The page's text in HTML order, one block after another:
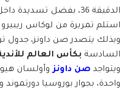
الدقيقة 36، بفضل
استلم تمريرة من لوكاس ريبيرو
وبذلك يتصدر صن داونز، جدول
السادسة بكأس العالم للأندية
ويتواجد صن داونزوأولسان
واحدة، بجوار بوروسيا